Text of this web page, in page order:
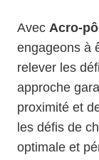
Avec Acro-
engageons à
relever les
approche
proximité et
les défis de
optimale et